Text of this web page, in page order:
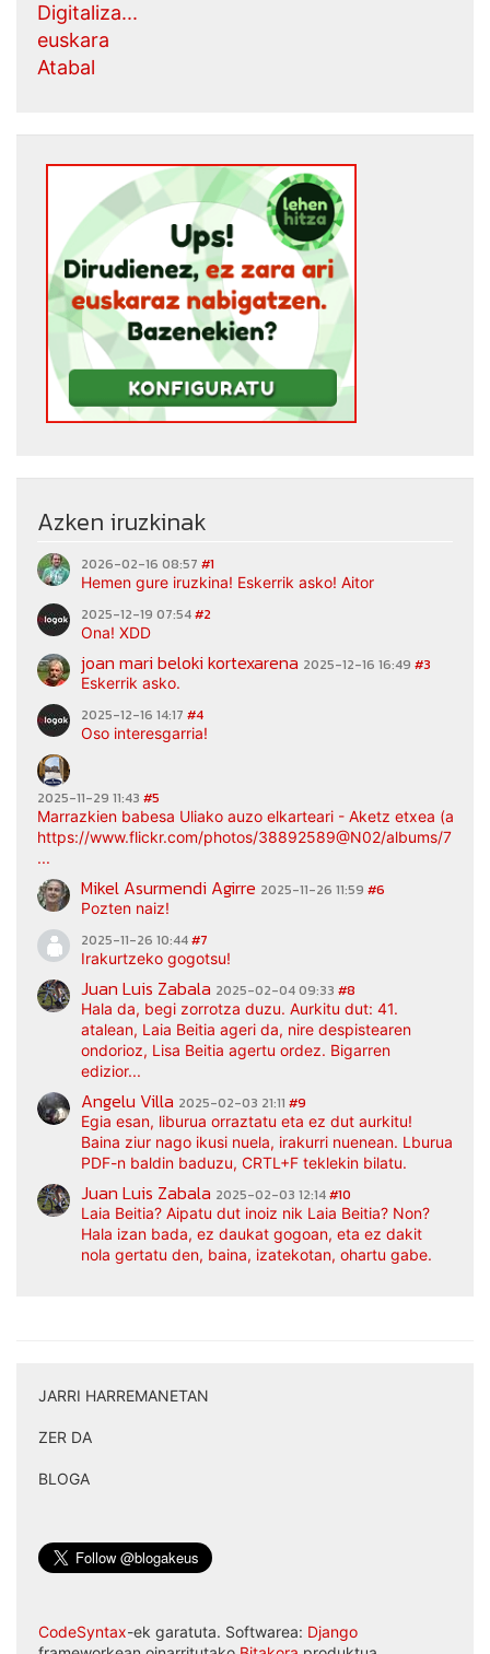
Digitaliza...
euskara
Atabal
Azken iruzkinak
2026-02-16 08:57 #1
Hemen gure iruzkina! Eskerrik asko! Aitor
2025-12-19 07:54#2
Ona! XDD
joan mari beloki kortexarena 2025-12-16 16:49 #3
Eskerrik asko.
2025-12-16 14:17 #4
Oso interesgarria!
2025-11-29 11:43 #5
Marrazkien babesa Uliako auzo elkarteari - Aketz etxea
https://www.flickr.com/photos/38892589@N02/albums/
...
Mikel Asurmendi Agirre 2025-11-26 11:59 #6
Pozten naiz!
2025-11-26 10:44#7
Irakurtzeko gogotsu!
Juan Luis Zabala 2025-02-04 09:33 #8
Hala da, begi zorrotza duzu. Aurkitu dut: 41.
atalean, Laia Beitia ageri da, nire despistearen
ondorioz, Lisa Beitia agertu ordez. Bigarren
edizior...
Angelu Villa 2025-02-03 21:11 #9
Egia esan, liburua orraztatu eta ez dut aurkitu!
Baina ziur nago ikusi nuela, irakurri nuenean. Lburua
PDF-n baldin baduzu, CRTL+F teklekin bilatu.
Juan Luis Zabala 2025-02-03 12:14#10
Laia Beitia? Aipatu dut inoiz nik Laia Beitia? Non?
Hala izan bada, ez daukat gogoan, eta ez dakit
nola gertatu den, baina, izatekotan, ohartu gabe.
JARRI HARREMANETAN
ZER DA
BLOGA
CodeSyntax-ek garatuta. Softwarea: Django